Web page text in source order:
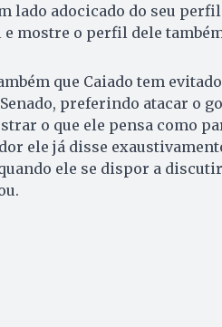
lado adocicado do seu
mostre o perfil dele
que Caiado tem
preferindo atacar o
o que ele pensa como
ele já disse
ele se dispor a